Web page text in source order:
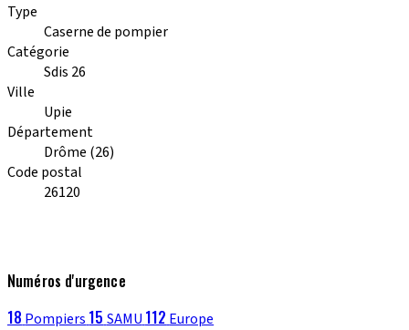
Type
Caserne de pompier
Catégorie
Sdis 26
Ville
Upie
Département
Drôme (26)
Code postal
26120
Numéros d'urgence
18 Pompiers 15 SAMU 112 Europe